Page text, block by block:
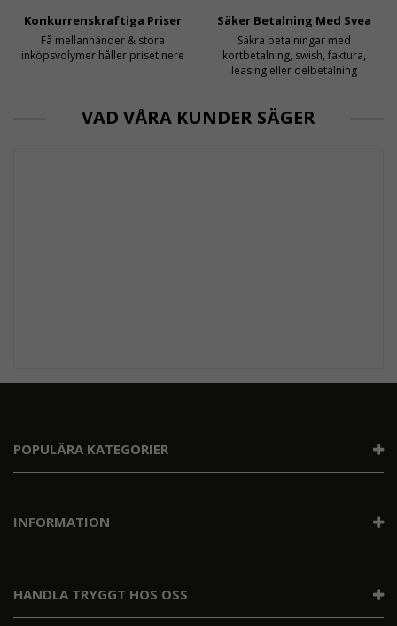
Konkurrenskraftiga Priser
Få mellanhänder & stora
inköpsvolymer håller priset nere
Säker Betalning Med Svea
Säkra betalningar med
kortbetalning, swish, faktura,
leasing eller delbetalning
VAD VÅRA KUNDER SÄGER
POPULÄRA KATEGORIER
INFORMATION
HANDLA TRYGGT HOS OSS